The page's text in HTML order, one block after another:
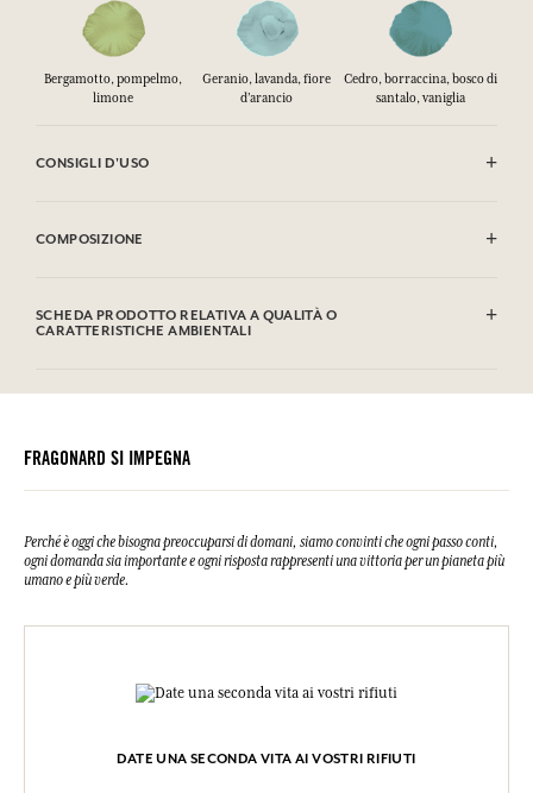
Bergamotto, pompelmo,
limone
Geranio, lavanda, fiore
d’arancio
Cedro, borraccina, bosco di
santalo, vaniglia
CONSIGLI D'USO
COMPOSIZIONE
Limonene, Linalool, Alpha-isomethyl Ionone, Geraniol, Coumarin,
Citral, Isoeugenol, Citronellol, Farnesol. Questa lista può essere
SCHEDA PRODOTTO RELATIVA A QUALITÀ O
CARATTERISTICHE AMBIENTALI
Si prega di consultare le qualità o le caratteristiche ambientali
FRAGONARD SI IMPEGNA
Perché è oggi che bisogna preoccuparsi di domani, siamo convinti che ogni passo conti,
ogni domanda sia importante e ogni risposta rappresenti una vittoria per un pianeta più
umano e più verde.
DATE UNA SECONDA VITA AI VOSTRI RIFIUTI